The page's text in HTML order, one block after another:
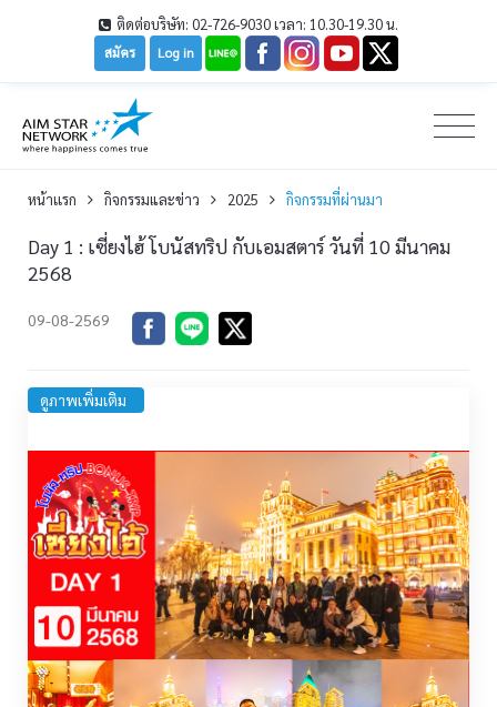
ติดต่อบริษัท: 02-726-9030 เวลา: 10.30-19.30 น.
Log in
สมัคร
หน้าเเรก กิจกรรมและข่าว 2025 กิจกรรมที่ผ่านมา
Day 1 : เซี่ยงไฮ้ โบนัสทริป กับเอมสตาร์ วันที่ 10 มีนาคม
2568
09-08-2569
ดูภาพเพิ่มเติม